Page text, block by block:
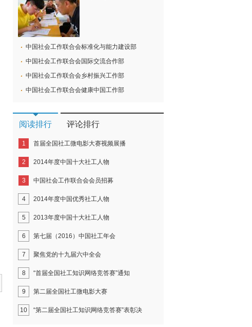
中国社会工作联合会标准化与能力建设部
中国社会工作联合会国际交流合作部
中国社会工作联合会乡村振兴工作部
中国社会工作联合会健康中国工作部
阅读排行 评论排行
1 首届全国社工微电影大赛视频展播
2 2014年度中国十大社工人物
3 中国社会工作联合会会员招募
4 2014年度中国优秀社工人物
5 2013年度中国十大社工人物
6 第七届（2016）中国社工年会
7 聚焦党的十九届六中全会
8 “首届全国社工知识网络竞答赛”通知
9 第二届全国社工微电影大赛
10 “第二届全国社工知识网络竞答赛”表彰决